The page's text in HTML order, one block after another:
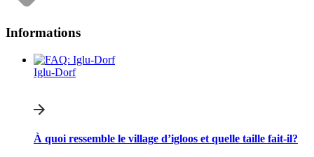
Informations
Iglu-Dorf
À quoi ressemble le village d’igloos et quelle taille fait-il?